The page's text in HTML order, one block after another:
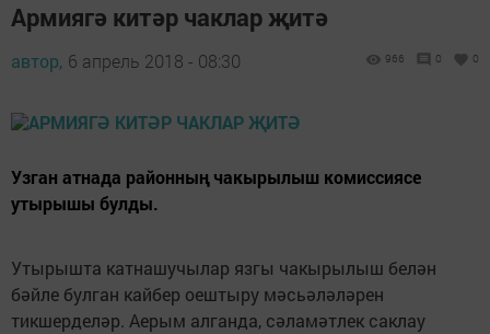
Армиягә китәр чаклар җитә
автор, 6 апрель 2018 - 08:30 966 0 0
Узган атнада районның чакырылыш комиссиясе
утырышы булды.
Утырышта катнашучылар язгы чакырылыш белән
бәйле булган кайбер оештыру мәсьәләләрен
тикшерделәр. Аерым алганда, сәламәтлек саклау